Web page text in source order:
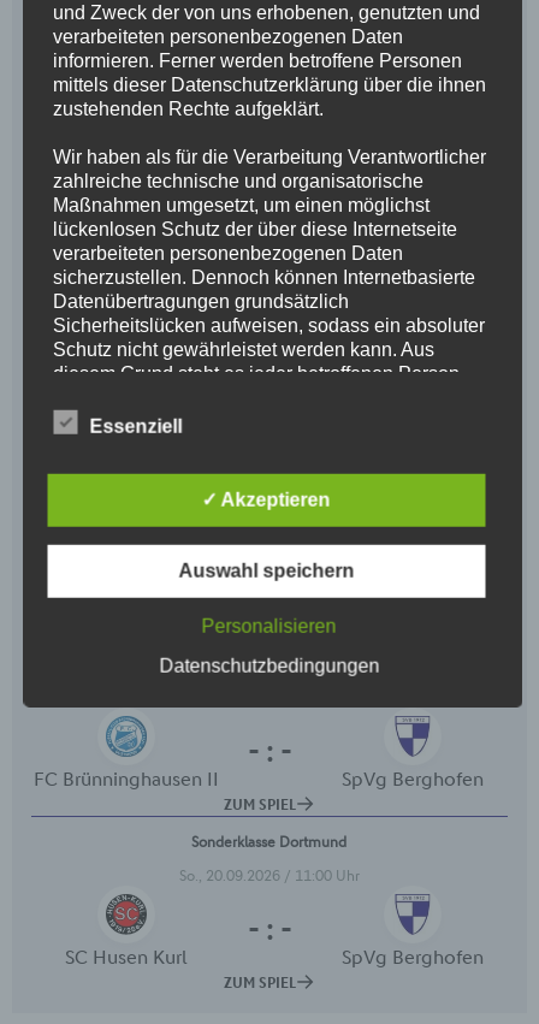
und Zweck der von uns erhobenen, genutzten und
verarbeiteten personenbezogenen Daten
informieren. Ferner werden betroffene Personen
mittels dieser Datenschutzerklärung über die ihnen
zustehenden Rechte aufgeklärt.
Wir haben als für die Verarbeitung Verantwortlicher
zahlreiche technische und organisatorische
Maßnahmen umgesetzt, um einen möglichst
lückenlosen Schutz der über diese Internetseite
verarbeiteten personenbezogenen Daten
sicherzustellen. Dennoch können Internetbasierte
Datenübertragungen grundsätzlich
Sicherheitslücken aufweisen, sodass ein absoluter
Schutz nicht gewährleistet werden kann. Aus
diesem Grund steht es jeder betroffenen Person
alternativen Wegen, beispielsweise telefonisch, an
Begriffsbestimmungen
Die Datenschutzerklärung beruht auf den
Begrifflichkeiten, die durch den Europäischen
Richtlinien- und Verordnungsgeber beim Erlass der
Datenschutz-Grundverordnung (DS-GVO)
verwendet wurden. Unsere Datenschutzerklärung
Kunden und Geschäftspartner einfach lesbar und
möchten wir vorab die verwendeten
Begrifflichkeiten erläutern.
Wir verwenden in dieser Datenschutzerklärung
unter anderem die folgenden Begriffe:
Personenbezogene Daten sind alle
Informationen, die sich auf eine identifizierte
oder identifizierbare natürliche Person (im
Folgenden „betroffene Person") beziehen. Als
identifizierbar wird eine natürliche Person
Essenziell
✓ Akzeptieren
Auswahl speichern
Personalisieren
Datenschutzbedingungen